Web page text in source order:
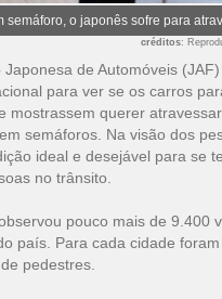
semáforo, o japonês sofre para
créditos:
Japonesa de Automóveis
para ver se os carros
mostrassem querer
semáforos. Na visão dos
ideal e desejável para se
no trânsito.
pouco mais de 9.400
país. Para cada cidade
pedestres.